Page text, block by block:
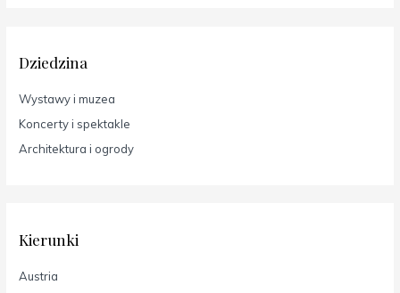
Dziedzina
Wystawy i muzea
Koncerty i spektakle
Architektura i ogrody
Kierunki
Austria